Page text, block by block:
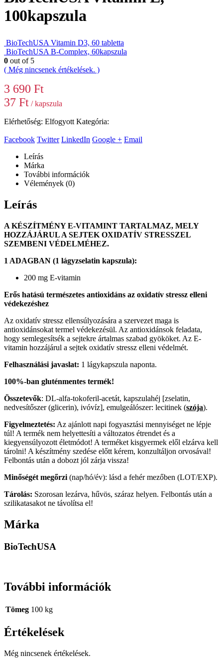
100kapszula
BioTechUSA Vitamin D3, 60 tabletta
BioTechUSA B-Complex, 60kapszula
0 out of 5
( Még nincsenek értékelések. )
3 690 Ft
37 Ft / kapszula
Elérhetőség: Elfogyott Kategória:
Facebook Twitter LinkedIn Google + Email
Leírás
Márka
További információk
Vélemények (0)
Leírás
A KÉSZÍTMÉNY E-VITAMINT TARTALMAZ, MELY
HOZZÁJÁRUL A SEJTEK OXIDATÍV STRESSZEL
SZEMBENI VÉDELMÉHEZ.
1 ADAGBAN (1 lágyzselatin kapszula):
200 mg E-vitamin
Erős hatású természetes antioxidáns az oxidatív stressz elleni
védekezéshez
Az oxidatív stressz ellensúlyozására a szervezet maga is
antioxidánsokat termel védekezésül. Az antioxidánsok feladata,
hogy semlegesítsék a sejtekre ártalmas szabad gyököket. Az E-
vitamin hozzájárul a sejtek oxidatív stressz elleni védelmét.
Felhasználási javaslat: 1 lágykapszula naponta.
100%-ban gluténmentes termék!
Összetevők: DL-alfa-tokoferil-acetát, kapszulahéj [zselatin,
nedvesítőszer (glicerin), ivóvíz], emulgeálószer: lecitinek (szója).
Figyelmeztetés: Az ajánlott napi fogyasztási mennyiséget ne lépje
túl! A termék nem helyettesíti a változatos étrendet és a
kiegyensúlyozott életmódot! A terméket kisgyermek elől elzárva kell
tárolni! A készítmény szedése előtt kérem, konzultáljon orvosával!
Felbontás után a dobozt jól zárja vissza!
Minőségét megőrzi (nap/hó/év): lásd a fehér mezőben (LOT/EXP).
Tárolás: Szorosan lezárva, hűvös, száraz helyen. Felbontás után a
szilikatasakot ne távolítsa el!
Márka
BioTechUSA
További információk
Tömeg 100 kg
Értékelések
Még nincsenek értékelések.